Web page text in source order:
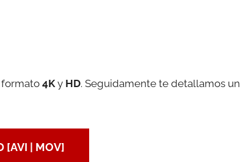
formato 4K y HD. Seguidamente te detallamos un
[AVI | MOV]